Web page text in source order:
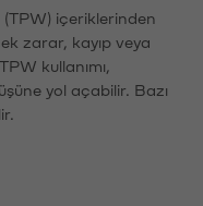
içeriklerinden
zarar, kayıp veya
kullanımı,
yol açabilir. Bazı